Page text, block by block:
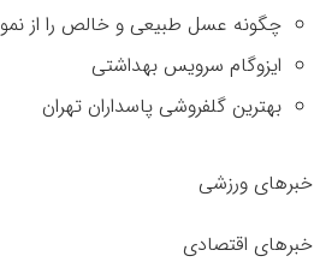
چگونه عسل طبیعی و خالص را از
ایزوگام سرویس بهداشتی
بهترین گلفروشی پاسداران تهران
خبرهای ورزشی
خبرهای اقتصادی